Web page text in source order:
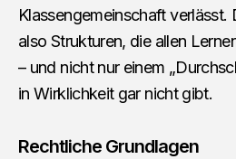
Klassengemeinschaft verlässt.
also Strukturen, die allen
– und nicht nur einem
in Wirklichkeit gar nicht gibt.
Rechtliche Grundlagen